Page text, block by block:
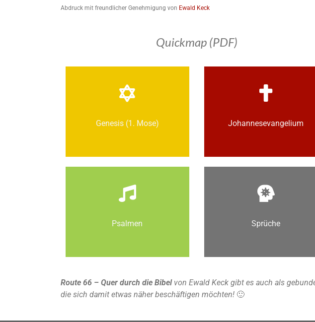
Abdruck mit freundlicher Genehmigung von Ewald Keck
Quickmap (PDF)
Genesis (1. Mose) Johannes­­evangelium
Psalmen Sprüche
Route 66 – Quer durch die Bibel von Ewald Keck gibt es auch als
die sich damit etwas näher beschäftigen möchten! 🙂